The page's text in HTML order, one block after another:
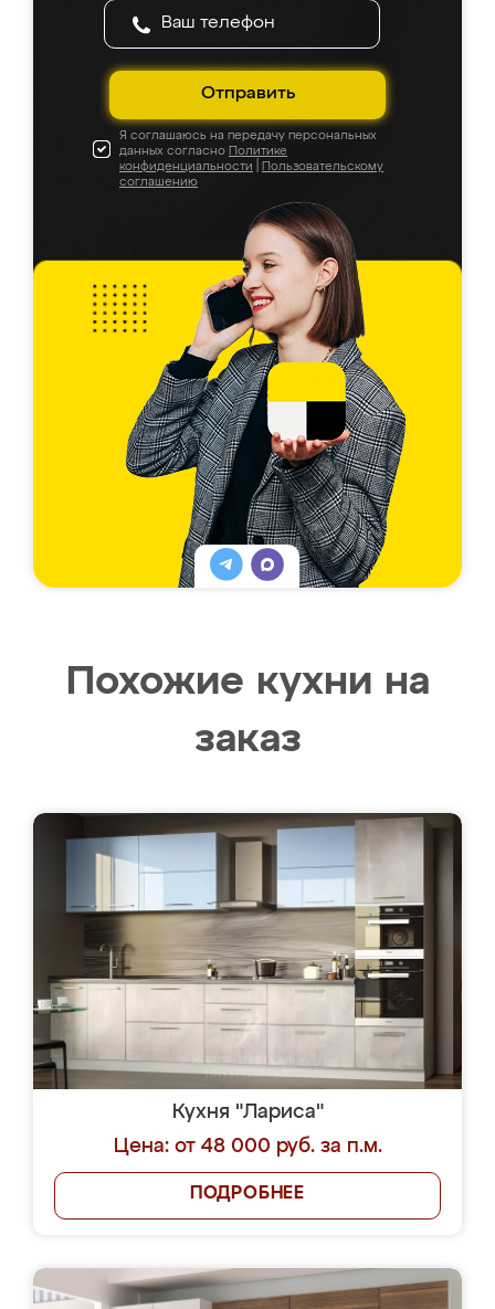
Отправить
Я соглашаюсь на передачу персональных
данных согласно Политике
конфиденциальности
Пользовательскому
соглашению
Похожие кухни на
заказ
Кухня "Лариса"
Цена: от 48 000 руб. за п.м.
ПОДРОБНЕЕ